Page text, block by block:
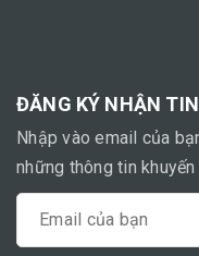
ĐĂNG KÝ NHẬN
Nhập vào email của
những thông tin